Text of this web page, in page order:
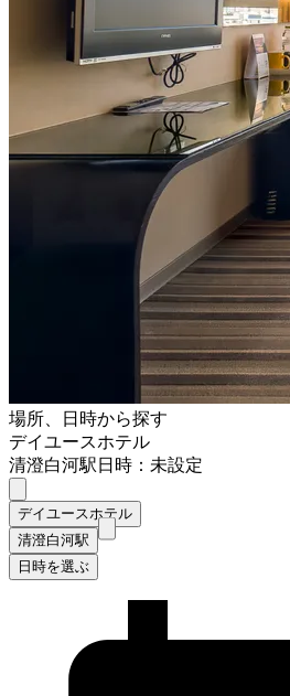
場所、日時から探す
デイユースホテル
清澄白河駅日時：未設定
デイユースホテル
清澄白河駅
日時を選ぶ